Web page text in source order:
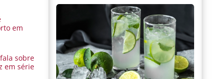
em
sobre
em série